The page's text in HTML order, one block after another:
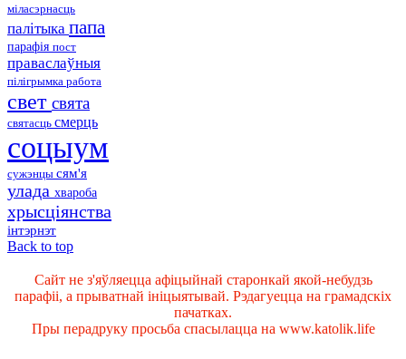
міласэрнасць
палітыка папа
парафія пост
праваслаўныя
пілігрымка работа
свет свята
святасць смерць
соцыум
сужэнцы сям'я
улада хвароба
хрысціянства
інтэрнэт
Back to top
Сайт не з'яўляецца афіцыйнай старонкай якой-небудзь
парафіі, а прыватнай ініцыятывай. Рэдагуецца на грамадскіх
пачатках.
Пры перадруку просьба спасылацца на www.katolik.life